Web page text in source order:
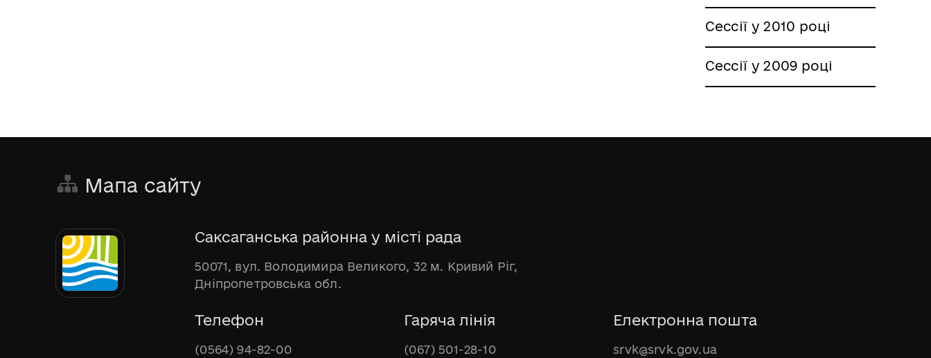
Сессії у 2010 році
Сессії у 2009 році
Мапа сайту
Саксаганська районна у місті рада
50071, вул. Володимира Великого, 32 м. Кривий Ріг,
Дніпропетровська обл.
Телефон
(0564) 94-82-00
Гаряча лінія
(067) 501-28-10
Електронна пошта
srvk@srvk.gov.ua